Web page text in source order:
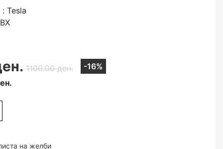
Tesla
1100.00 ден.
-16%
на желби